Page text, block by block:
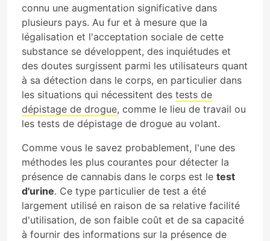
connu une augmentation significative dans
plusieurs pays. Au fur et à mesure que la
légalisation et l'acceptation sociale de cette
substance se développent, des inquiétudes et
des doutes surgissent parmi les utilisateurs quant
à sa détection dans le corps, en particulier dans
les situations qui nécessitent des tests de
dépistage de drogue, comme le lieu de travail ou
les tests de dépistage de drogue au volant.
Comme vous le savez probablement, l'une des
méthodes les plus courantes pour détecter la
présence de cannabis dans le corps est le test
d'urine. Ce type particulier de test a été
largement utilisé en raison de sa relative facilité
d'utilisation, de son faible coût et de sa capacité
à fournir des informations sur la présence de